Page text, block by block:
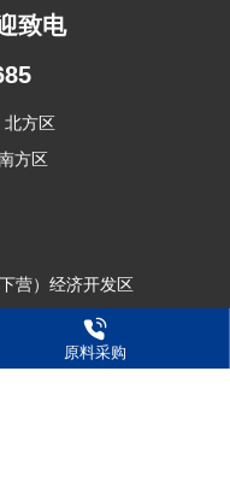
原料采购
致电
方区
区
营）经济开发区
科技城43号楼